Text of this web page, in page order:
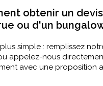
obtenir un
ou d'un
simple : remplissez
appelez-nous
avec une proposition